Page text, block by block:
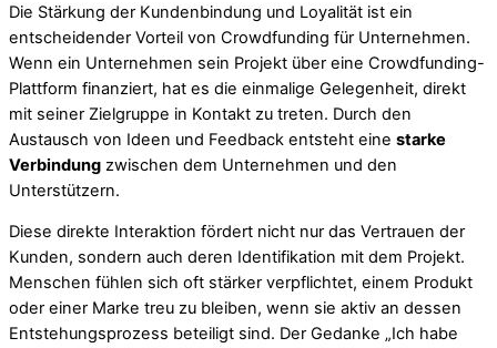
Die Stärkung der Kundenbindung und Loyalität ist ein
entscheidender Vorteil von Crowdfunding für Unternehmen.
Wenn ein Unternehmen sein Projekt über eine Crowdfunding-
Plattform finanziert, hat es die einmalige Gelegenheit, direkt
mit seiner Zielgruppe in Kontakt zu treten. Durch den
Austausch von Ideen und Feedback entsteht eine starke
Verbindung zwischen dem Unternehmen und den
Unterstützern.
Diese direkte Interaktion fördert nicht nur das Vertrauen der
Kunden, sondern auch deren Identifikation mit dem Projekt.
Menschen fühlen sich oft stärker verpflichtet, einem Produkt
oder einer Marke treu zu bleiben, wenn sie aktiv an dessen
Entstehungsprozess beteiligt sind. Der Gedanke „Ich habe